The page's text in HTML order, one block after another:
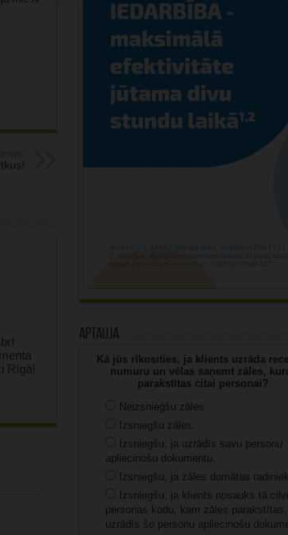
Rīgā!
Aptauja
Kā jūs rīkosities, ja klients uzrāda
numuru un vēlas saņemt zāles,
parakstītas citai personai?
Neizsniegšu zāles.
Izsniegšu zāles.
Izsniegšu, ja uzrādīs savu personu
apliecinošu dokumentu.
Izsniegšu, ja zāles domātas
Izsniegšu, ja klients nosauks tā
personas kodu, kam zāles
uzrādīs šo personu apliecinošu